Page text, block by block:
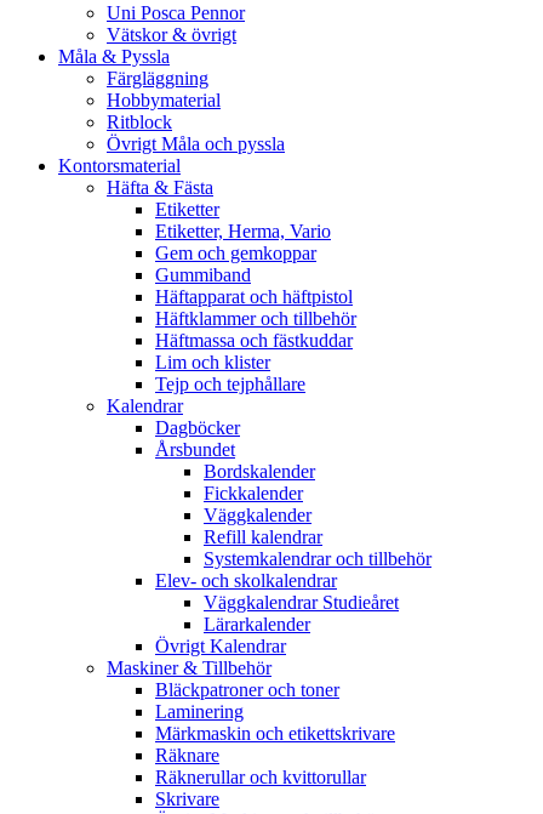
Uni Posca Pennor
Vätskor & övrigt
Måla & Pyssla
Färgläggning
Hobbymaterial
Ritblock
Övrigt Måla och pyssla
Kontorsmaterial
Häfta & Fästa
Etiketter
Etiketter, Herma, Vario
Gem och gemkoppar
Gummiband
Häftapparat och häftpistol
Häftklammer och tillbehör
Häftmassa och fästkuddar
Lim och klister
Tejp och tejphållare
Kalendrar
Dagböcker
Årsbundet
Bordskalender
Fickkalender
Väggkalender
Refill kalendrar
Systemkalendrar och tillbehör
Elev- och skolkalendrar
Väggkalendrar Studieåret
Lärarkalender
Övrigt Kalendrar
Maskiner & Tillbehör
Bläckpatroner och toner
Laminering
Märkmaskin och etikettskrivare
Räknare
Räknerullar och kvittorullar
Skrivare